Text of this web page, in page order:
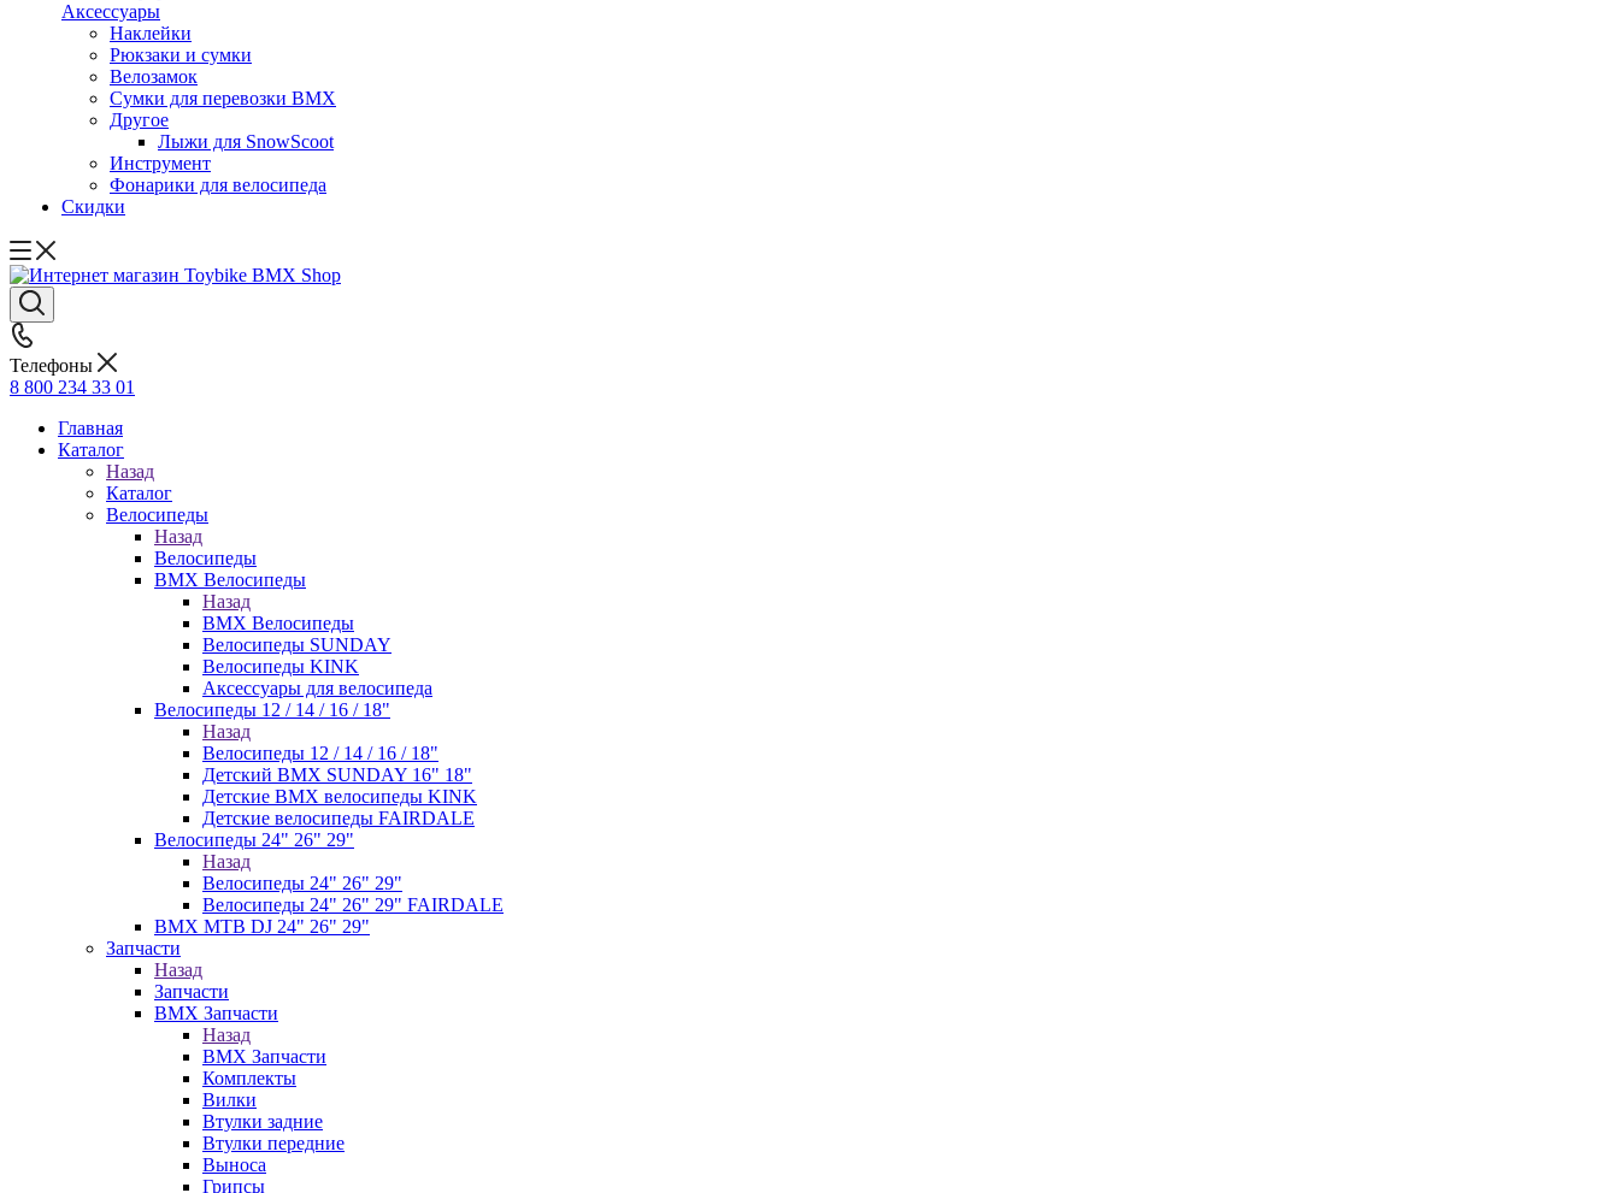
Аксессуары
Наклейки
Рюкзаки и сумки
Велозамок
Сумки для перевозки BMX
Другое
Лыжи для SnowScoot
Инструмент
Фонарики для велосипеда
Скидки
Телефоны
8 800 234 33 01
Главная
Каталог
Назад
Каталог
Велосипеды
Назад
Велосипеды
BMX Велосипеды
Назад
BMX Велосипеды
Велосипеды SUNDAY
Велосипеды KINK
Аксессуары для велосипеда
Велосипеды 12 / 14 / 16 / 18"
Назад
Велосипеды 12 / 14 / 16 / 18"
Детский BMX SUNDAY 16" 18"
Детские BMX велосипеды KINK
Детские велосипеды FAIRDALE
Велосипеды 24" 26" 29"
Назад
Велосипеды 24" 26" 29"
Велосипеды 24" 26" 29" FAIRDALE
BMX MTB DJ 24" 26" 29"
Запчасти
Назад
Запчасти
BMX Запчасти
Назад
BMX Запчасти
Комплекты
Вилки
Втулки задние
Втулки передние
Выноса
Грипсы